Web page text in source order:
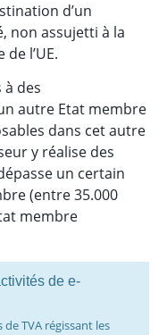
d’un
non assujetti à la
l’UE.
à des
autre Etat membre
dans cet autre
y réalise des
un certain
(entre 35.000
membre
de e-
TVA régissant les